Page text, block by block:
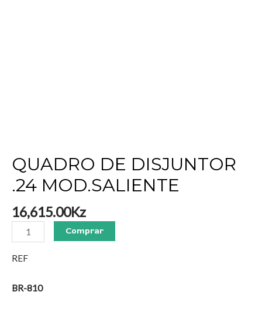
QUADRO DE DISJUNTOR
.24 MOD.SALIENTE
16,615.00Kz
Comprar
REF
BR-810